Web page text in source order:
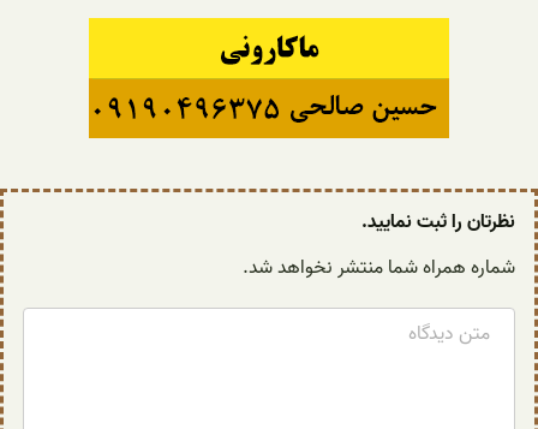
نظرتان را ثبت نمایید.
شماره همراه شما منتشر نخواهد شد.